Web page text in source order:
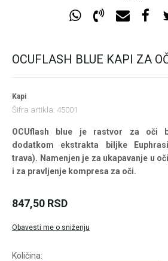
OCUFLASH BLUE KAPI ZA
Kapi
Šifra artikla: 45001
OCUflash blue je rastvor za oči
dodatkom ekstrakta biljke
trava). Namenjen je za ukapavanje u
i za pravljenje kompresa za oči.
847,50 RSD
Obavesti me o sniženju
Količina: